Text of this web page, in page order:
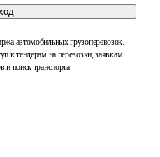
автомобильных грузоперевозок.
к тендерам на перевозки, заявкам
и поиск транспорта